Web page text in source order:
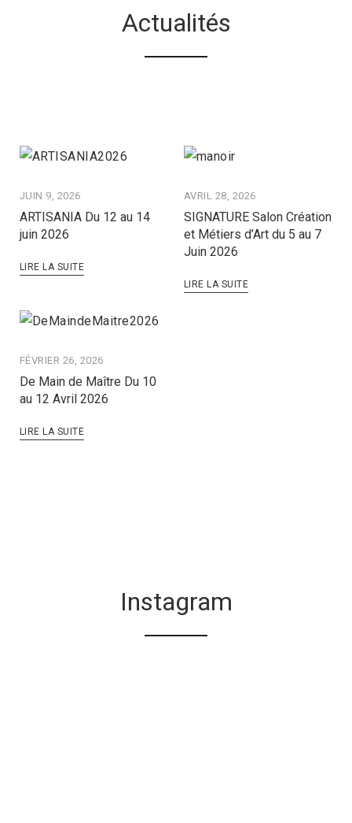
Actualités
JUIN 9, 2026
ARTISANIA Du 12 au 14
juin 2026
LIRE LA SUITE
AVRIL 28, 2026
SIGNATURE Salon Création
et Métiers d’Art du 5 au 7
Juin 2026
LIRE LA SUITE
FÉVRIER 26, 2026
De Main de Maître Du 10
au 12 Avril 2026
LIRE LA SUITE
Instagram